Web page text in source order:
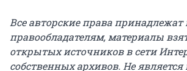
Все авторские права принадлежат
правообладателям, материалы
открытых источников в сети
собственных архивов. Не